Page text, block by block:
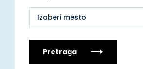
Izaberi mesto
Pretraga